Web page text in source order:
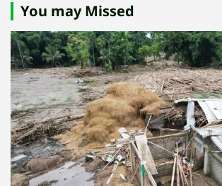
You may Missed